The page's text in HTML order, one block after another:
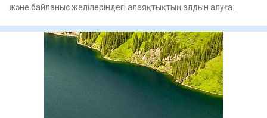
және байланыс желілеріндегі алаяқтықтың алдын алуға